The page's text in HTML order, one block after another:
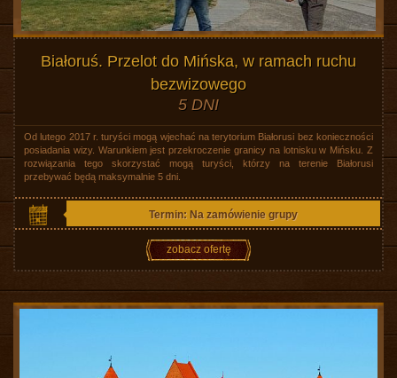
Białoruś. Przelot do Mińska, w ramach ruchu
bezwizowego
5 DNI
Od lutego 2017 r. turyści mogą wjechać na terytorium Białorusi bez konieczności
posiadania wizy. Warunkiem jest przekroczenie granicy na lotnisku w Mińsku. Z
rozwiązania tego skorzystać mogą turyści, którzy na terenie Białorusi
przebywać będą maksymalnie 5 dni.
Termin: Na zamówienie grupy
zobacz ofertę